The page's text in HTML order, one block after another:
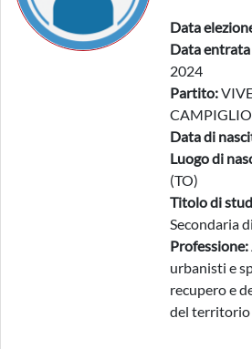
Data
Data entrata
2024
Partito:
Data di
Luogo di
(TO)
Titolo di
Secondaria
Professione:
urbanisti e
recupero e
del territorio